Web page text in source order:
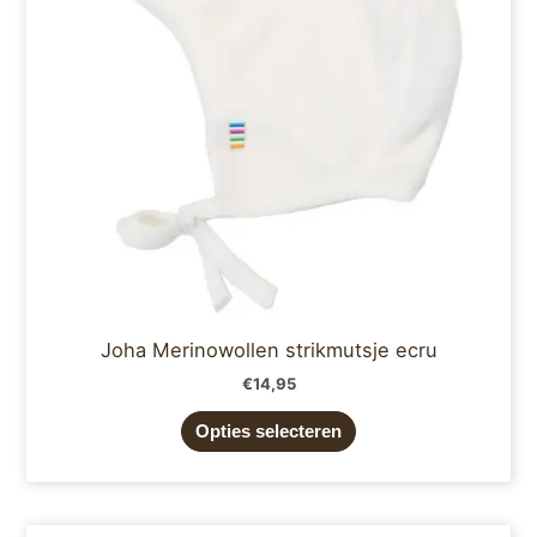
Joha Merinowollen strikmutsje ecru
€14,95
Opties selecteren
productpagina